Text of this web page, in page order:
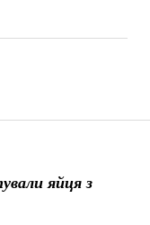
яйця з